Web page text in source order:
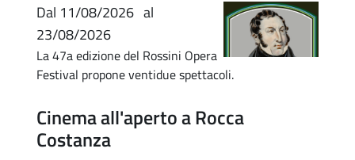
Dal 11/08/2026 al
23/08/2026
La 47a edizione del Rossini Opera
Festival propone ventidue spettacoli.
Cinema all'aperto a Rocca
Costanza